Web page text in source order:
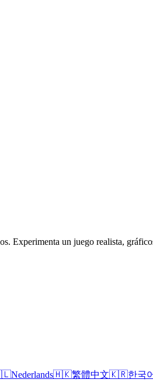
Experimenta un juego realista,
Nederlands🇭🇰繁體中文🇰🇷한국